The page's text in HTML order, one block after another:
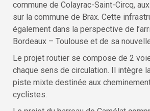
commune de Colayrac-Saint-Circq,
sur la commune de Brax. Cette
également dans la perspective de
Bordeaux – Toulouse et de sa
Le projet routier se compose de 2
chaque sens de circulation. Il intègre
piste mixte destinée aux
cyclistes.